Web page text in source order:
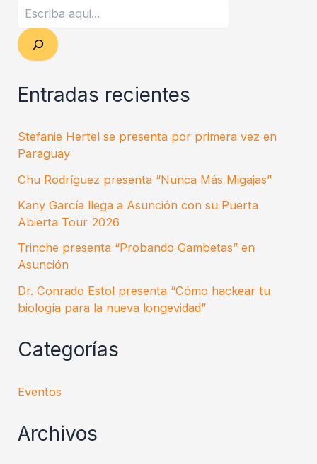
Entradas recientes
Stefanie Hertel se presenta por primera vez en
Paraguay
Chu Rodríguez presenta “Nunca Más Migajas”
Kany García llega a Asunción con su Puerta
Abierta Tour 2026
Trinche presenta “Probando Gambetas” en
Asunción
Dr. Conrado Estol presenta “Cómo hackear tu
biología para la nueva longevidad”
Categorías
Eventos
Archivos